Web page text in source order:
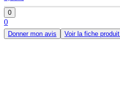
0
0
Donner mon avis Voir la fiche produit